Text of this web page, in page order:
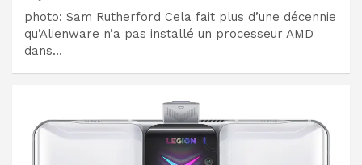
photo: Sam Rutherford Cela fait plus d’une décennie
qu’Alienware n’a pas installé un processeur AMD
dans…